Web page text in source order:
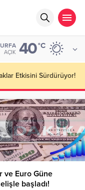
AÇIK 40°C
Gram Altın 6 Bin 680
ve Euro Güne
başladı!